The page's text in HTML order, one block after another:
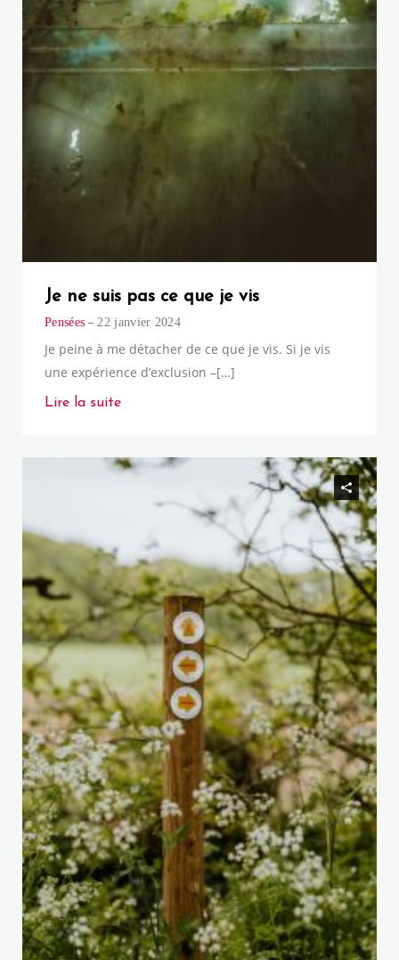
Je ne suis pas ce que je vis
Pensées 22 janvier 2024
Je peine à me détacher de ce que je vis. Si je vis
une expérience d’exclusion –[…]
Lire la suite